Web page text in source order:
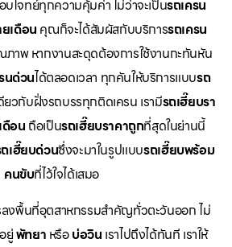
บโจทย์ทุกความคุ้มค่า ไม่ว่าจะเป็นรถเครน
เดือน คุณก็จะได้สัมผัสกับบริการรถเครน
าพ หากงานสะดุดต้องการใช้งานกะทันหัน
นด่วนได้ตลอดเวลา ทุกคันให้บริการแบบรถ
ยวกับฝั่งรถบรรทุกติดเครน เรามีรถเฮี๊ยบรา
ดือนถือเป็นรถเฮี๊ยบราคาถูกที่สุดในย่านนี้
ถเฮี๊ยบด่วนซึ่งจะมาในรูปแบบรถเฮี๊ยบพร้อม
คนขับที่ไว้ใจได้เสมอ
ลงพื้นที่อุตสาหกรรมสำคัญทั่วตะวันออก ไม่
ยู่พัทยา หรือบ่อวิน เราไปถึงได้ทันที เราให้